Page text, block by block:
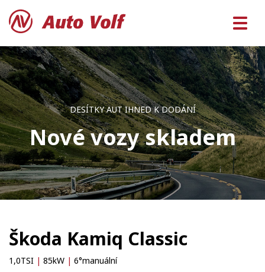
DESÍTKY AUT IHNED K DODÁNÍ
Nové vozy skladem
Škoda Kamiq Classic
1,0TSI | 85kW | 6°manuální